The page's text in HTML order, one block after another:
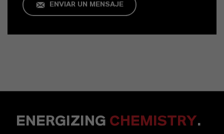
ENVIAR UN MENSAJE
ENERGIZING CHEMISTRY.